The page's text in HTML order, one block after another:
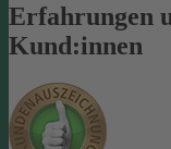
Erfahrungen
Kund:innen